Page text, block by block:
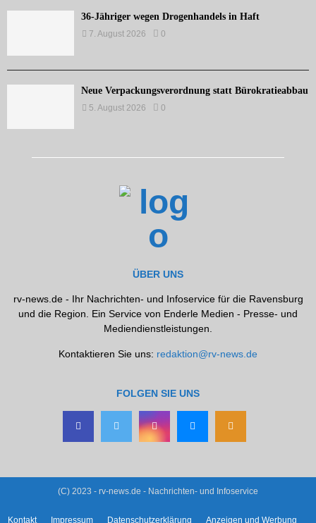
36-Jähriger wegen Drogenhandels in Haft
7. August 2026 0
Neue Verpackungsverordnung statt Bürokratieabbau
5. August 2026 0
ÜBER UNS
rv-news.de - Ihr Nachrichten- und Infoservice für die Ravensburg
und die Region. Ein Service von Enderle Medien - Presse- und
Mediendienstleistungen.
Kontaktieren Sie uns: redaktion@rv-news.de
FOLGEN SIE UNS
(C) 2023 - rv-news.de - Nachrichten- und Infoservice
Kontakt Impressum Datenschutzerklärung
Anzeigen und Werbung